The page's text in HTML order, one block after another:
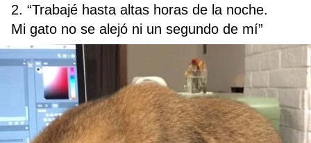
2. “Trabajé hasta altas horas de la noche.
Mi gato no se alejó ni un segundo de mí”